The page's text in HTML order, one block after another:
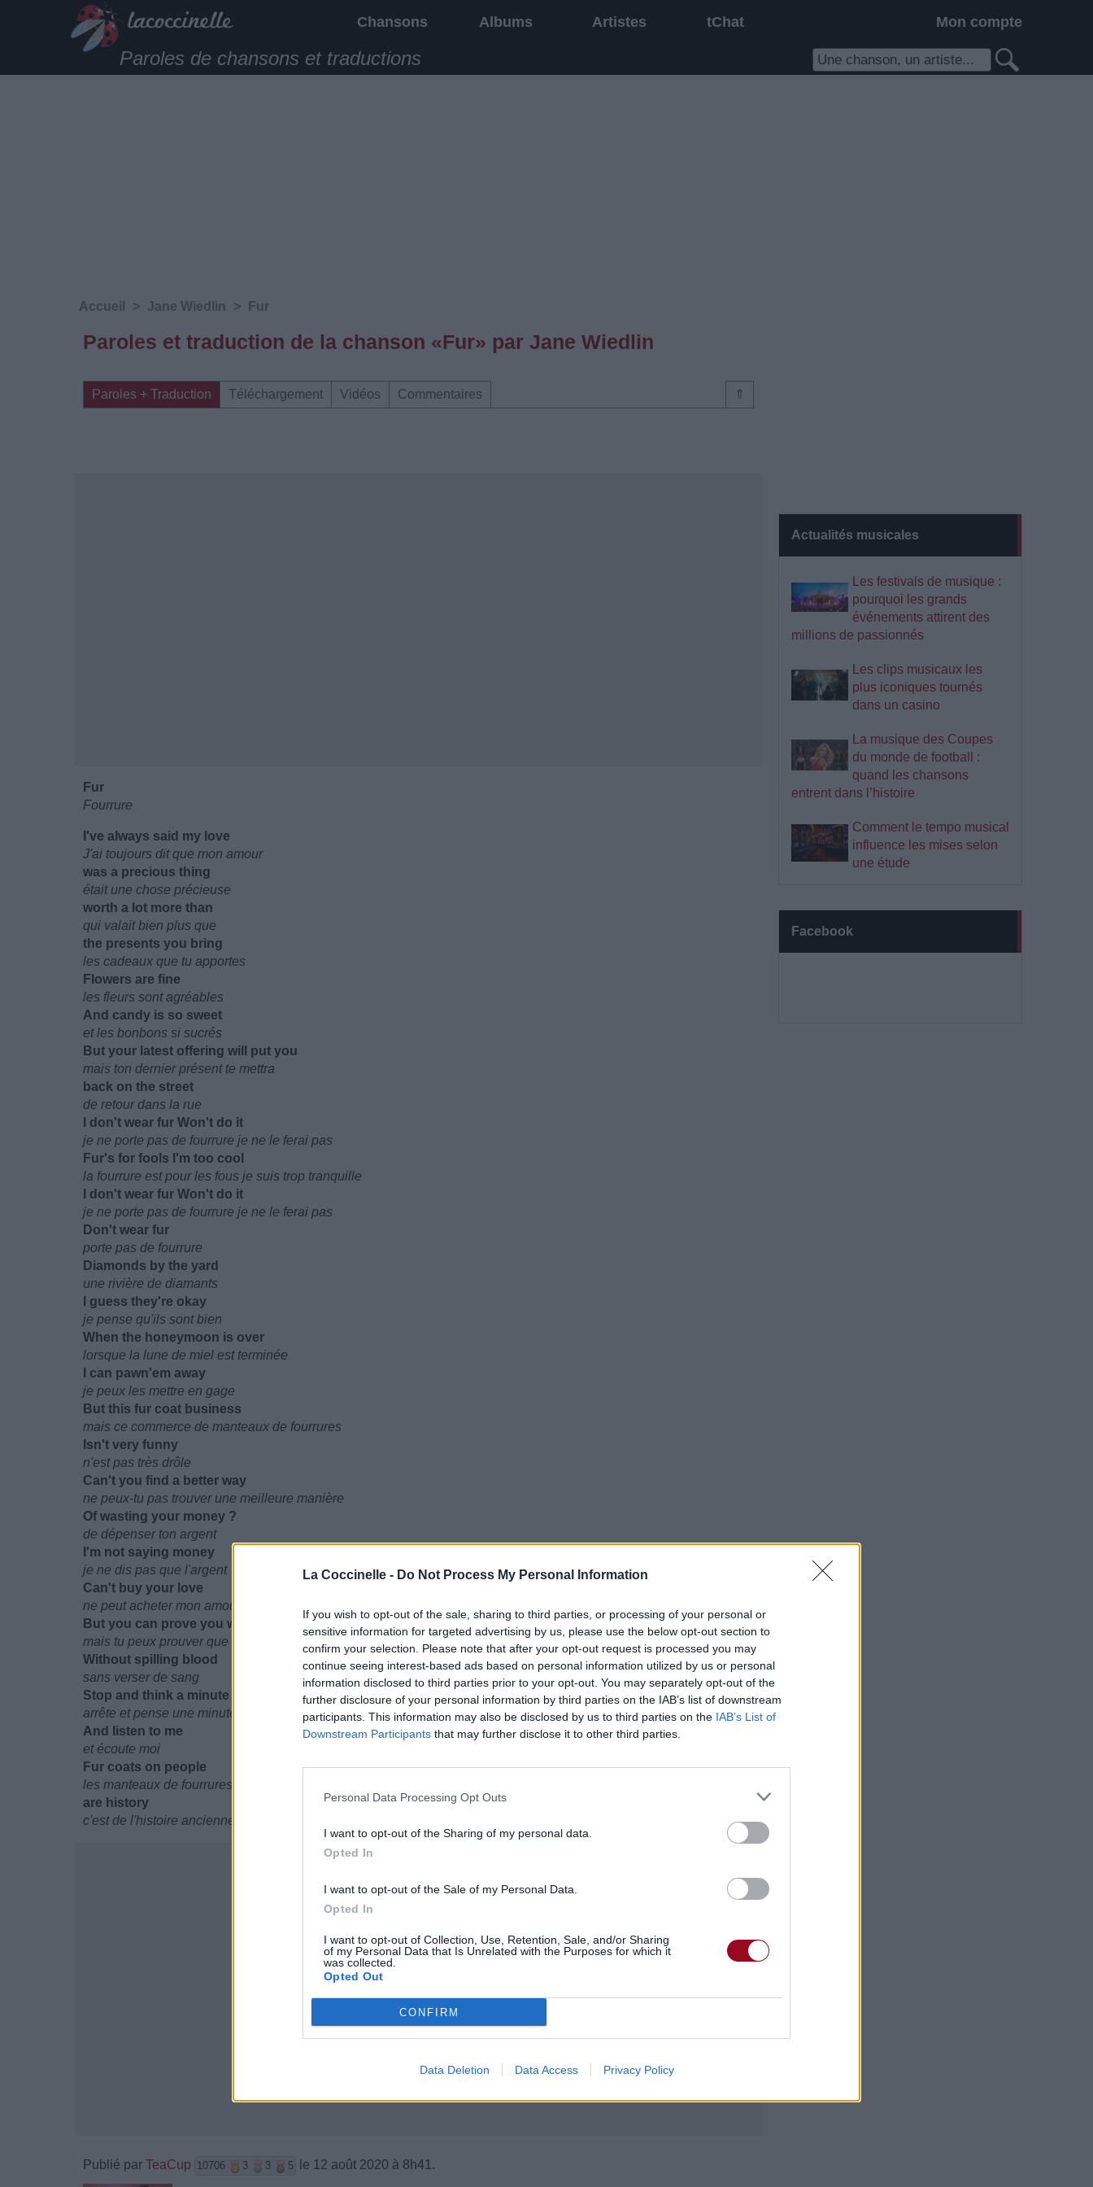
La Coccinelle - Do Not Process My Personal Information
If you wish to opt-out of the sale, sharing to third parties, or processing of your personal or
sensitive information for targeted advertising by us, please use the below opt-out section to
confirm your selection. Please note that after your opt-out request is processed you may
continue seeing interest-based ads based on personal information utilized by us or personal
information disclosed to third parties prior to your opt-out. You may separately opt-out of the
further disclosure of your personal information by third parties on the IAB’s list of downstream
participants. This information may also be disclosed by us to third parties on the IAB’s List of
Downstream Participants that may further disclose it to other third parties.
Personal Data Processing Opt Outs
I want to opt-out of the Sharing of my personal data.
Opted In
I want to opt-out of the Sale of my Personal Data.
Opted In
I want to opt-out of Collection, Use, Retention, Sale, and/or Sharing
of my Personal Data that Is Unrelated with the Purposes for which it
was collected.
Opted Out
CONFIRM
Data Deletion Data Access Privacy Policy
Chansons Albums Artistes tChat Mon compte
Paroles de chansons et traductions
Actualités musicales
Les festivals de musique :
pourquoi les grands
événements attirent des
millions de passionnés
Les clips musicaux les
plus iconiques tournés
dans un casino
La musique des Coupes
du monde de football :
quand les chansons
entrent dans l’histoire
Comment le tempo musical
influence les mises selon
une étude
Facebook
Accueil > Jane Wiedlin > Fur
Paroles et traduction de la chanson «Fur» par Jane Wiedlin
⇑
Paroles + Traduction Téléchargement Vidéos Commentaires
Fur
Fourrure
I've always said my love
J'ai toujours dit que mon amour
was a precious thing
était une chose précieuse
worth a lot more than
qui valait bien plus que
the presents you bring
les cadeaux que tu apportes
Flowers are fine
les fleurs sont agréables
And candy is so sweet
et les bonbons si sucrés
But your latest offering will put you
mais ton dernier présent te mettra
back on the street
de retour dans la rue
I don't wear fur Won't do it
je ne porte pas de fourrure je ne le ferai pas
Fur's for fools I'm too cool
la fourrure est pour les fous je suis trop tranquille
I don't wear fur Won't do it
je ne porte pas de fourrure je ne le ferai pas
Don't wear fur
porte pas de fourrure
Diamonds by the yard
une rivière de diamants
I guess they're okay
je pense qu'ils sont bien
When the honeymoon is over
lorsque la lune de miel est terminée
I can pawn'em away
je peux les mettre en gage
But this fur coat business
mais ce commerce de manteaux de fourrures
Isn't very funny
n'est pas très drôle
Can't you find a better way
ne peux-tu pas trouver une meilleure manière
Of wasting your money ?
de dépenser ton argent
I'm not saying money
je ne dis pas que l'argent
Can't buy your love
ne peut acheter mon amour
But you can prove you want me
mais tu peux prouver que tu me veux
Without spilling blood
sans verser de sang
Stop and think a minute baby
arrête et pense une minute chéri
And listen to me
et écoute moi
Fur coats on people
les manteaux de fourrures sur les personnes
are history
c'est de l'histoire ancienne
Publié par TeaCup 10706 3 3 5 le 12 août 2020 à 8h41.